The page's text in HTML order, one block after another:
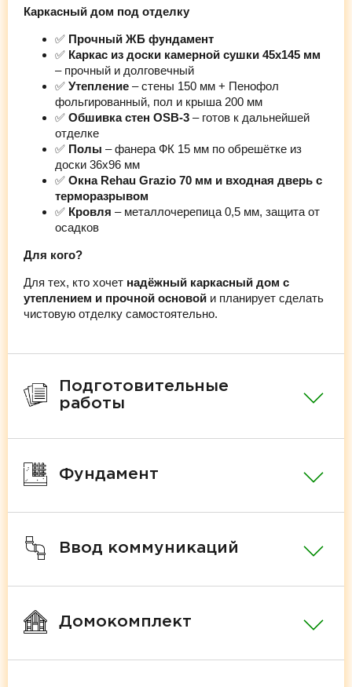
Каркасный дом под отделку
✅ Прочный ЖБ фундамент
✅ Каркас из доски камерной сушки 45х145 мм
– прочный и долговечный
✅ Утепление – стены 150 мм + Пенофол
фольгированный, пол и крыша 200 мм
✅ Обшивка стен OSB-3 – готов к дальнейшей
отделке
✅ Полы – фанера ФК 15 мм по обрешётке из
доски 36х96 мм
✅ Окна Rehau Grazio 70 мм и входная дверь с
терморазрывом
✅ Кровля – металлочерепица 0,5 мм, защита от
осадков
Для кого?
Для тех, кто хочет надёжный каркасный дом с
утеплением и прочной основой и планирует сделать
чистовую отделку самостоятельно.
Подготовительные
работы
Фундамент
Ввод коммуникаций
Домокомплект